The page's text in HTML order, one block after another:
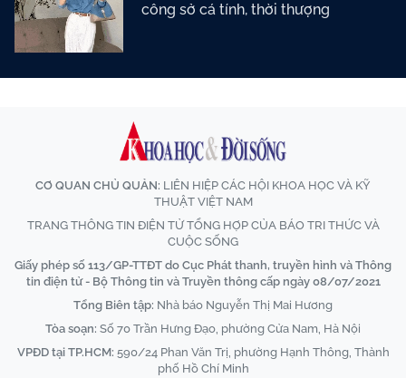
công sở cá tính, thời thượng
CƠ QUAN CHỦ QUẢN: LIÊN HIỆP CÁC HỘI KHOA HỌC VÀ KỸ
THUẬT VIỆT NAM
TRANG THÔNG TIN ĐIỆN TỬ TỔNG HỢP CỦA BÁO TRI THỨC VÀ
CUỘC SỐNG
Giấy phép số 113/GP-TTĐT do Cục Phát thanh, truyền hình và Thông
tin điện tử - Bộ Thông tin và Truyền thông cấp ngày 08/07/2021
Tổng Biên tập: Nhà báo Nguyễn Thị Mai Hương
Tòa soạn: Số 70 Trần Hưng Đạo, phường Cửa Nam, Hà Nội
VPĐD tại TP.HCM: 590/24 Phan Văn Trị, phường Hạnh Thông, Thành
phố Hồ Chí Minh